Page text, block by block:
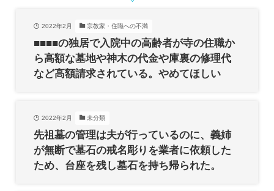
2022年2月 宗教家・住職への不満
■■■■の独居で入院中の高齢者が寺の住職か
ら高額な墓地や神木の代金や庫裏の修理代
など高額請求されている。やめてほしい
2022年2月 未分類
先祖墓の管理は夫が行っているのに、義姉
が無断で墓石の戒名彫りを業者に依頼した
ため、台座を残し墓石を持ち帰られた。